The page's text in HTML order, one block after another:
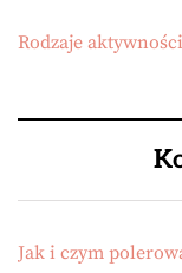
Rodzaje
Jak i czym